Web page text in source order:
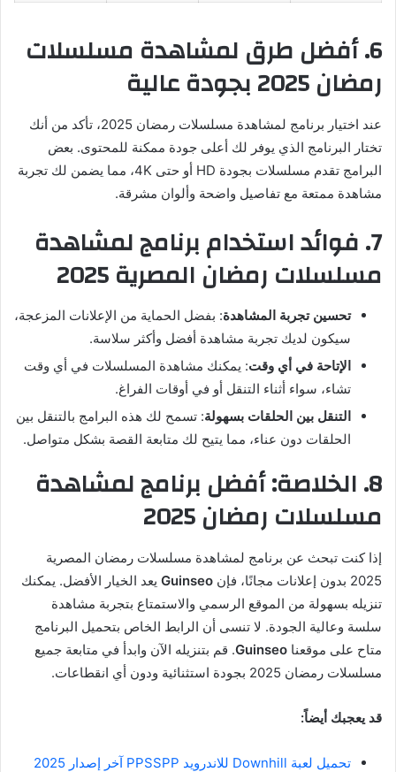
6. أفضل طرق لمشاهدة مسلسلات
رمضان 2025 بجودة عالية
عند اختيار برنامج لمشاهدة مسلسلات رمضان 2025، تأكد من أنك
تختار البرنامج الذي يوفر لك أعلى جودة ممكنة للمحتوى. بعض
البرامج تقدم مسلسلات بجودة HD أو حتى 4K، مما يضمن لك تجربة
مشاهدة ممتعة مع تفاصيل واضحة وألوان مشرقة.
7. فوائد استخدام برنامج لمشاهدة
مسلسلات رمضان المصرية 2025
تحسين تجربة المشاهدة: بفضل الحماية من الإعلانات المزعجة،
سيكون لديك تجربة مشاهدة أفضل وأكثر سلاسة.
الإتاحة في أي وقت: يمكنك مشاهدة المسلسلات في أي وقت
تشاء، سواء أثناء التنقل أو في أوقات الفراغ.
التنقل بين الحلقات بسهولة: تسمح لك هذه البرامج بالتنقل بين
الحلقات دون عناء، مما يتيح لك متابعة القصة بشكل متواصل.
8. الخلاصة: أفضل برنامج لمشاهدة
مسلسلات رمضان 2025
إذا كنت تبحث عن برنامج لمشاهدة مسلسلات رمضان المصرية
2025 بدون إعلانات مجانًا، فإن
Guinseo يعد الخيار الأفضل. يمكنك
تنزيله بسهولة من الموقع الرسمي والاستمتاع بتجربة مشاهدة
سلسة وعالية الجودة. لا تنسى أن الرابط الخاص بتحميل البرنامج
متاح على موقعنا Guinseo. قم بتنزيله الآن وابدأ في متابعة جميع
مسلسلات رمضان 2025 بجودة استثنائية ودون أي انقطاعات.
قد يعجبك أيضاً:
تحميل لعبة Downhill للاندرويد PPSSPP آخر إصدار 2025